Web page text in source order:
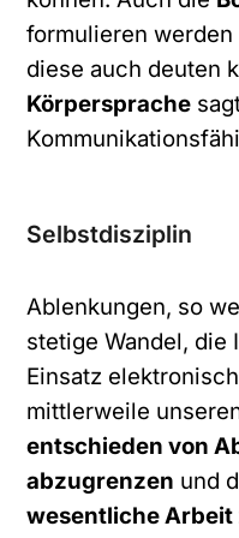
formulieren werden
diese auch deuten
Körpersprache
Selbstdisziplin
Ablenkungen, so
stetige Wandel,
Einsatz
mittlerweile
entschieden von
abzugrenzen und
wesentliche Arbeit
Sie können den
unserem Newsletter
l
e
r
n
a
t
i